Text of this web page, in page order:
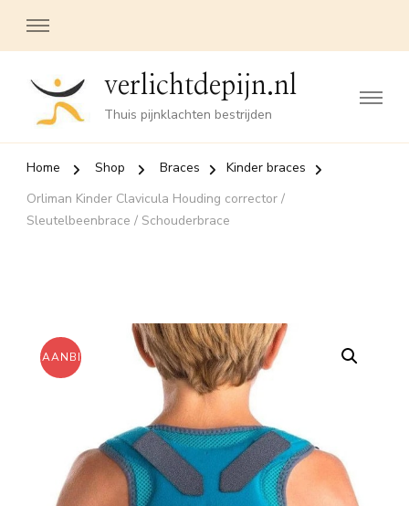
verlichtdepijn.nl
Thuis pijnklachten bestrijden
Home Shop Braces
Kinder braces
Orliman Kinder Clavicula Houding corrector /
Sleutelbeenbrace / Schouderbrace
AANBIEDING!